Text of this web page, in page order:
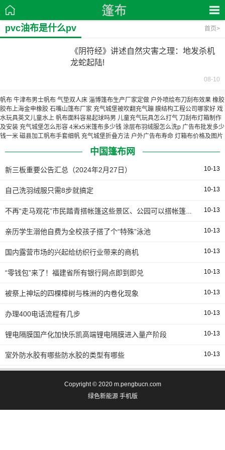
pvc油布是什么pv 首页>
《阴符经》讲述自然灾害之理：地发杀机
龙蛇起陆!
08-10
帆布 牛津布男士帆布 气垫双人床 淄博篷布生产厂家定做 户外喷绘布刀刮布效果 橡胶
胶布上海金申橡胶 石嘴山篷布厂家 充气城堡被吹翻充气蹦 膜结构工程公司哪家好 戏
水玩具英文儿童水上 帆布面料容易起球吗男 儿童充气玩具怎么打气 刀刮布灯箱制作
及安装 充气城堡怎么形容 4米x5米篷布多少钱 涂层布羽绒服怎么洗p 广告布批发多少
钱一米 磁县加工帆布手套细帆 充气城堡折叠方法 户外广告布寿命 灯箱布价格及图片
中国篷布网
新三板重要公告汇总（2024年2月27日） 10-13
自己洗羽绒服只需8步就搞定 10-13
不再“走马观花”市民踏青搭帐篷这些景区、公园可以搭帐篷但请带走垃圾 10-13
亲历学生溺他自费为全校孩子搭了个“特殊”泳池 10-13
国内露营市场的兴起给纺织行业带来的商机 10-13
“零钱包”来了！福建省所有银行网点即到即兑 10-13
被祭上神坛的四棵樟树与株洲的内卷化现象 10-13
办理400电话流程有几步 10-13
锂电隔膜国产化加快乐凯高端锂电隔膜进入量产阶段 10-13
室外防水胶有哪些防水胶的类型有哪些 10-13
Copyright © 2020 m.pengbucn.com
绿色新能源 手机版